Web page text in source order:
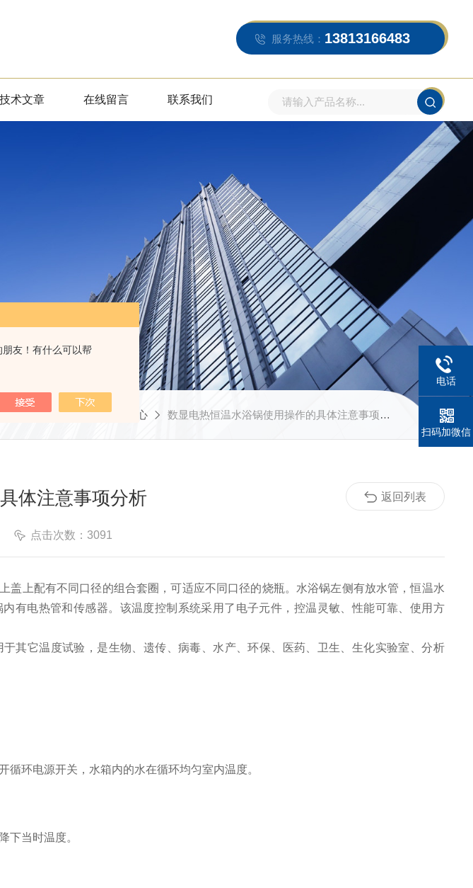
友！有什么可以帮
服务热线： 13813166483
技术文章 在线留言 联系我们
当前位置：首页 新闻中心 数显电热恒温水浴锅使用操作的具体注意事项分析
体注意事项分析
点击次数：3091
盖上配有不同口径的组合套圈，可适应不同口径的烧瓶。水浴锅左侧有放水管，恒温水
有电热管和传感器。该温度控制系统采用了电子元件，控温灵敏、性能可靠、使用方
其它温度试验，是生物、遗传、病毒、水产、环保、医药、卫生、生化实验室、分析
环电源开关，水箱内的水在循环均匀室内温度。
下当时温度。
返回列表
电话
扫码加微信